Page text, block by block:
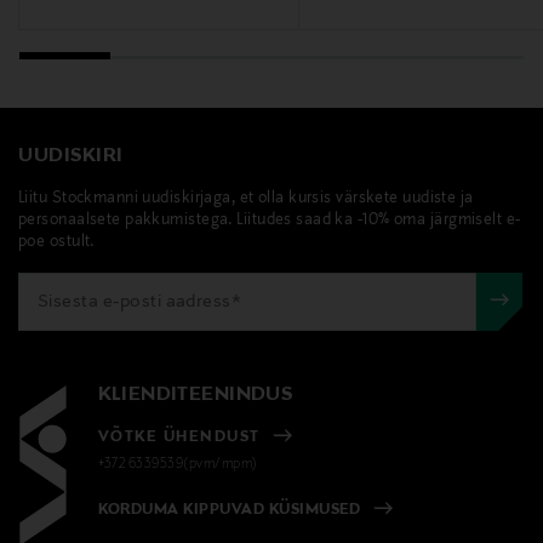
UUDISKIRI
Liitu Stockmanni uudiskirjaga, et olla kursis värskete uudiste ja
personaalsete pakkumistega. Liitudes saad ka -10% oma järgmiselt e-
poe ostult.
KLIENDITEENINDUS
VÕTKE ÜHENDUST
+372 6339539(pvm/mpm)
KORDUMA KIPPUVAD KÜSIMUSED